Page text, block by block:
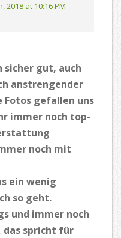
2018 at 10:16 PM
sicher gut, auch
anstrengender
Fotos gefallen uns
immer noch top-
noch mit
ein wenig
so geht.
und immer noch
das spricht für